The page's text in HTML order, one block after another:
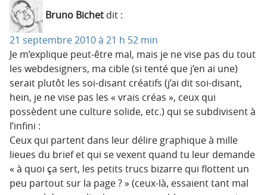
Bruno Bichet dit :
21 septembre 2010 à 21 h 52 min
Je m’explique peut-être mal, mais je ne vise pas du tout
les webdesigners, ma cible (si tenté que j’en ai une)
serait plutôt les soi-disant créatifs (j’ai dit soi-disant,
hein, je ne vise pas les « vrais créas », ceux qui
possèdent une culture solide, etc.) qui se subdivisent à
l’infini :
Ceux qui partent dans leur délire graphique à mille
lieues du brief et qui se vexent quand tu leur demande
« à quoi ça sert, les petits trucs bizarre qui flottent un
peu partout sur la page ? » (ceux-là, essaient tant mal